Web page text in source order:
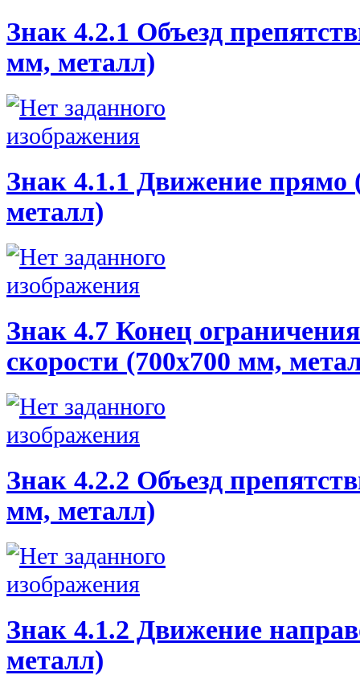
Знак 4.2.1 Объезд
мм, металл)
Знак 4.1.1 Движение прямо
металл)
Знак 4.7 Конец
скорости (700х700 мм,
Знак 4.2.2 Объезд
мм, металл)
Знак 4.1.2 Движение
металл)